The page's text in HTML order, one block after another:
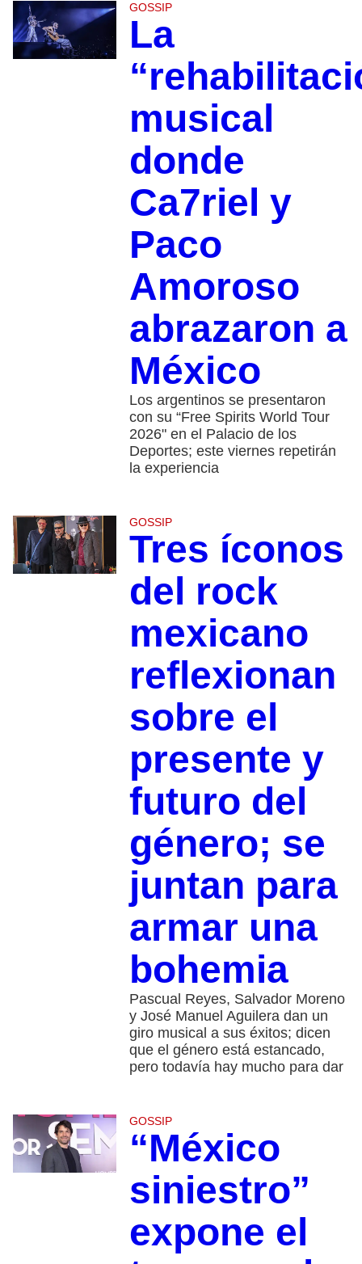
GOSSIP
La
musical
donde
Ca7riel y
Paco
Amoroso
abrazaron a
México
Los argentinos se presentaron
con su “Free Spirits World Tour
2026" en el Palacio de los
Deportes; este viernes repetirán
la experiencia
GOSSIP
Tres íconos
del rock
mexicano
reflexionan
sobre el
presente y
futuro del
género; se
juntan para
armar una
bohemia
Pascual Reyes, Salvador Moreno
y José Manuel Aguilera dan un
giro musical a sus éxitos; dicen
que el género está estancado,
pero todavía hay mucho para dar
GOSSIP
“México
siniestro”
expone el